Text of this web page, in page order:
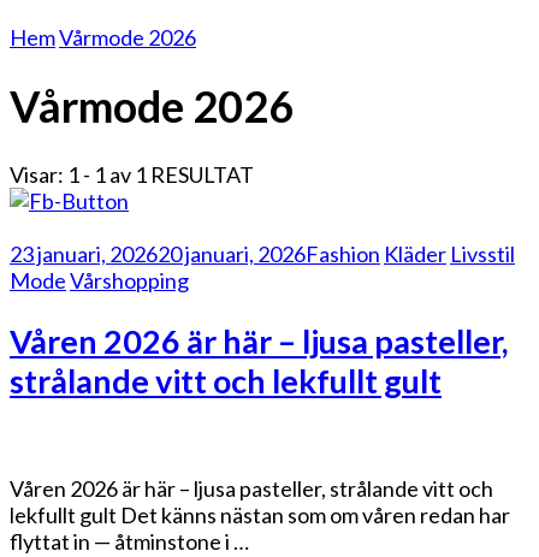
HemVårmode 2026
Vårmode 2026
Visar: 1 - 1 av 1 RESULTAT
23 januari, 202620 januari, 2026Fashion Kläder Livsstil
ModeVårshopping
Våren 2026 är här – ljusa pasteller,
strålande vitt och lekfullt gult
Våren 2026 är här – ljusa pasteller, strålande vitt och
lekfullt gult Det känns nästan som om våren redan har
flyttat in — åtminstone i …